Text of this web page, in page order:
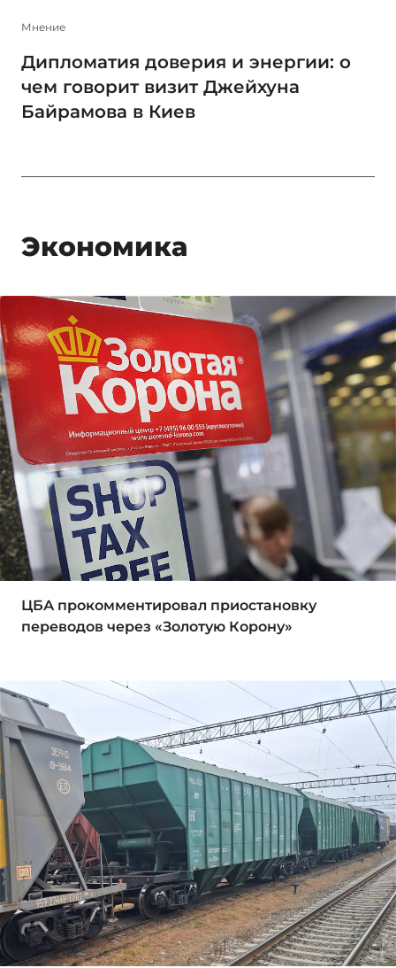
Мнение
Дипломатия доверия и энергии: о
чем говорит визит Джейхуна
Байрамова в Киев
Экономика
ЦБА прокомментировал приостановку
переводов через «Золотую Корону»